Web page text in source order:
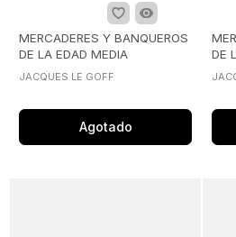
MERCADERES Y BANQUEROS
DE LA EDAD MEDIA
JACQUES LE GOFF
Agotado
DE